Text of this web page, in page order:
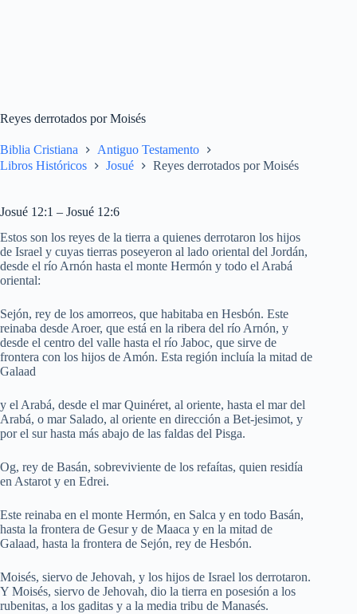
Reyes derrotados por Moisés
Biblia Cristiana
Antiguo Testamento
Libros Históricos
Josué Reyes derrotados por Moisés
Josué 12:1 – Josué 12:6
Estos son los reyes de la tierra a quienes derrotaron los hijos
de Israel y cuyas tierras poseyeron al lado oriental del Jordán,
desde el río Arnón hasta el monte Hermón y todo el Arabá
oriental:
Sejón, rey de los amorreos, que habitaba en Hesbón. Este
reinaba desde Aroer, que está en la ribera del río Arnón, y
desde el centro del valle hasta el río Jaboc, que sirve de
frontera con los hijos de Amón. Esta región incluía la mitad de
Galaad
y el Arabá, desde el mar Quinéret, al oriente, hasta el mar del
Arabá, o mar Salado, al oriente en dirección a Bet-jesimot, y
por el sur hasta más abajo de las faldas del Pisga.
Og, rey de Basán, sobreviviente de los refaítas, quien residía
en Astarot y en Edrei.
Este reinaba en el monte Hermón, en Salca y en todo Basán,
hasta la frontera de Gesur y de Maaca y en la mitad de
Galaad, hasta la frontera de Sejón, rey de Hesbón.
Moisés, siervo de Jehovah, y los hijos de Israel los derrotaron.
Y Moisés, siervo de Jehovah, dio la tierra en posesión a los
rubenitas, a los gaditas y a la media tribu de Manasés.